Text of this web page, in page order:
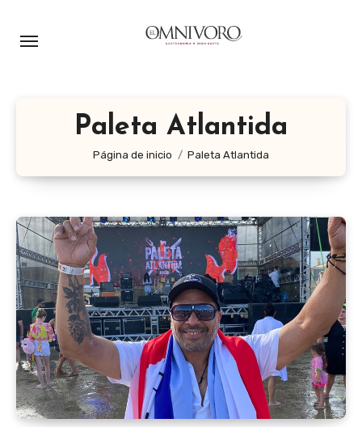
Paleta Atlantida
Página de inicio Paleta Atlantida